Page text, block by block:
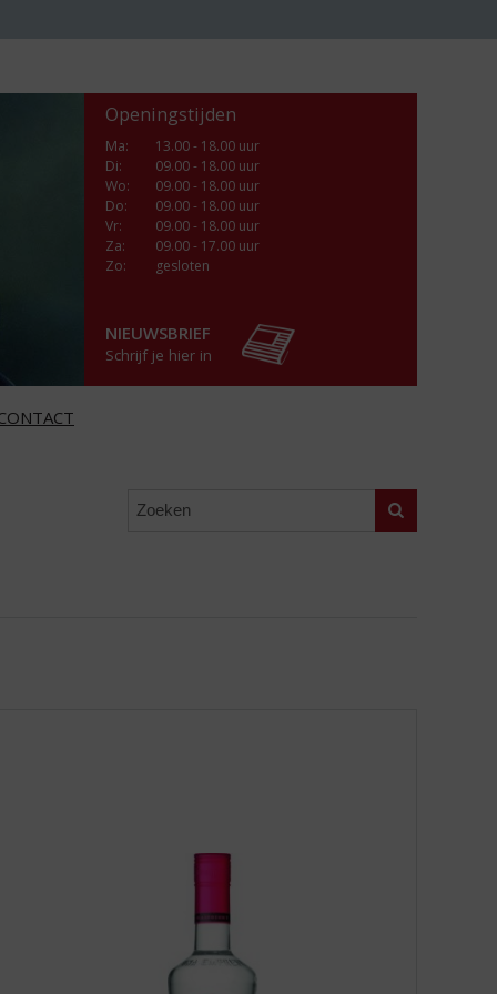
Openingstijden
Ma:
13.00 - 18.00 uur
Di:
09.00 - 18.00 uur
Wo:
09.00 - 18.00 uur
Do:
09.00 - 18.00 uur
Vr:
09.00 - 18.00 uur
Za:
09.00 - 17.00 uur
Zo:
gesloten
NIEUWSBRIEF
Schrijf je hier in
Zoeken